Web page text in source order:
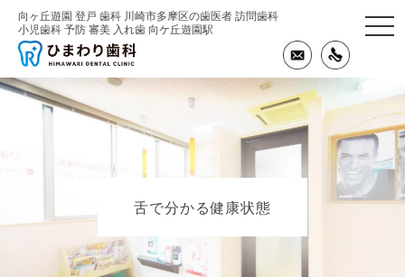
向ヶ丘遊園 登戸 歯科 川崎市多摩区の歯医者 訪問歯科
小児歯科 予防 審美 入れ歯 向ケ丘遊園駅
舌で分かる健康状態